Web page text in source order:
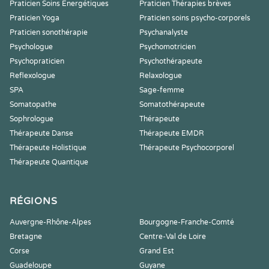
Praticien Soins Energétiques
Praticien Thérapies brèves
Praticien Yoga
Praticien soins psycho-corporels
Praticien sonothérapie
Psychanalyste
Psychologue
Psychomotricien
Psychopraticien
Psychothérapeute
Reflexologue
Relaxologue
SPA
Sage-femme
Somatopathe
Somatothérapeute
Sophrologue
Thérapeute
Thérapeute Danse
Thérapeute EMDR
Thérapeute Holistique
Thérapeute Psychocorporel
Thérapeute Quantique
RÉGIONS
Auvergne-Rhône-Alpes
Bourgogne-Franche-Comté
Bretagne
Centre-Val de Loire
Corse
Grand Est
Guadeloupe
Guyane